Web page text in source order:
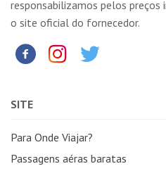
responsabilizamos pelos
o site oficial do fornecedor.
SITE
Para Onde Viajar?
Passagens aéras baratas